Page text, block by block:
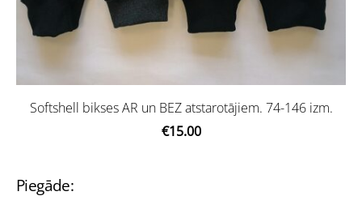
Piegāde:
Softshell bikses AR un BEZ atstarotājiem. 74-146 izm.
€15.00